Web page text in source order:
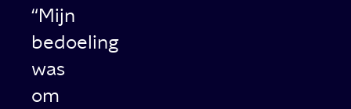
“Mijn
bedoeling
was
om